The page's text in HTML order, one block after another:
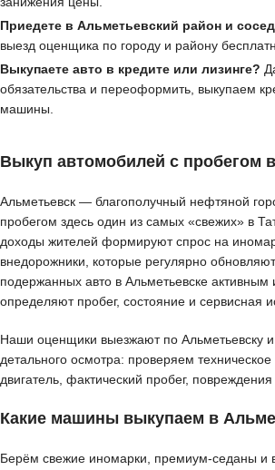
Приедете в Альметьевский район и
выезд оценщика по городу и району
Выкупаете авто в кредите или лизинге?
обязательства и переоформить, выкупаем
машины.
Выкуп автомобилей с пробегом
Альметьевск — благополучный нефтяной
пробегом здесь один из самых «свежих» в
доходы жителей формируют спрос на
внедорожники, которые регулярно
подержанных авто в Альметьевске
определяют пробег, состояние и сервисная
Наши оценщики выезжают по Альметьевску
детального осмотра: проверяем техническое
двигатель, фактический пробег,
Какие машины выкупаем в
Берём свежие иномарки, премиум-седаны и